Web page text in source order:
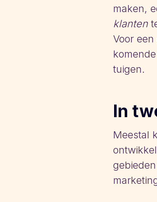
maken,
klanten
Voor
tuigen.
In
Meestal